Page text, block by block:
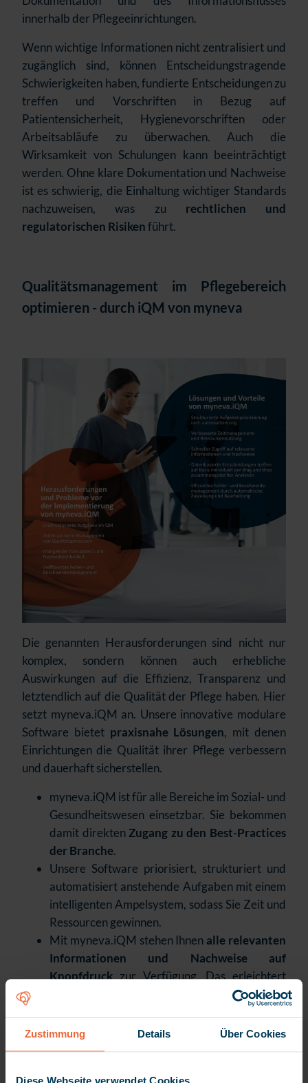
Zustimmung Details Über Cookies
innerhalb der Pflegeeinrichtungen.
Wenn wichtige Informationen nicht zentralisiert und
zugänglich sind, können Entscheidungstragende
Schwierigkeiten haben, fundierte Entscheidungen zu
treffen und Vorschriften in Bezug auf
Patientensicherheit, Hygienevorschriften oder
Arbeitsabläufe zu überwachen. Auch die
Wirksamkeit von Schulungen kann beeinträchtigt
werden. Ohne klare Dokumentation und Nachweise
ist es schwierig, die Einhaltung wichtiger Standards
nachzuweisen, was zu rechtlichen und
regulatorischen Risikenführt.
Qualitätsmanagement im Pflegebereich
optimieren - durch iQM von myneva
Die genannten Herausforderungen sind nicht nur
komplex, sondern können auch erhebliche
Auswirkungen auf die Effizienz, Transparenz und
letztendlich auf die Qualität der Pflege haben. Hier
setzt myneva.iQM an. Unsere innovative modulare
Software bietet praxisnahe Lösungen, mit denen
Einrichtungen die Qualität ihrer Pflege verbessern
und dauerhaft sicherstellen.
myneva.iQM ist für alle Bereiche im Sozial- und
Gesundheitswesen einsetzbar. Sie bekommen
damit direkten Zugang zu den Best-Practices
der Branche.
Unsere Software priorisiert, strukturiert und
automatisiert anstehende Aufgaben mit einem
intelligenten Ampelsystem, sodass Sie Zeit und
Ressourcen gewinnen.
Mit myneva.iQM stehen Ihnen alle relevanten
Informationen und Nachweise auf
Knopfdruckzur Verfügung. Das erleichtert
nicht nur Audits, sondern gibt Ihnen auch die
der Pflege zu erfüllen.
Die praxisorientierten Module unserer